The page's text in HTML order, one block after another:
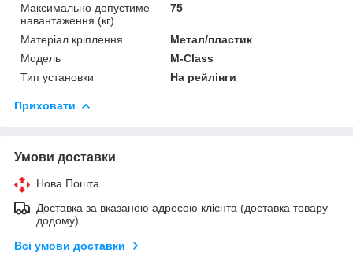
Максимально допустиме
навантаження (кг)
75
Матеріал кріплення
Метал/пластик
Мoдель
M-Class
Тип установки
На рейлінги
Приховати
Умови доставки
Нова Пошта
Доставка за вказаною адресою клієнта (доставка товару
додому)
Всі умови доставки